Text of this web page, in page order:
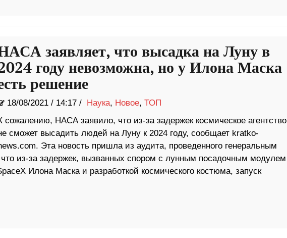
заявляет, что высадка на Луну в
году невозможна, но у Илона Маска
решение
18/08/2021/ 14:17 / Наука, Новое, ТОП
сожалению, НАСА заявило, что из-за задержек космическое агентство
сможет высадить людей на Луну к 2024 году, сообщает kratko-
Эта новость пришла из аудита, проведенного генеральным
из-за задержек, вызванных спором с лунным посадочным модулем
Илона Маска и разработкой космического костюма, запуск